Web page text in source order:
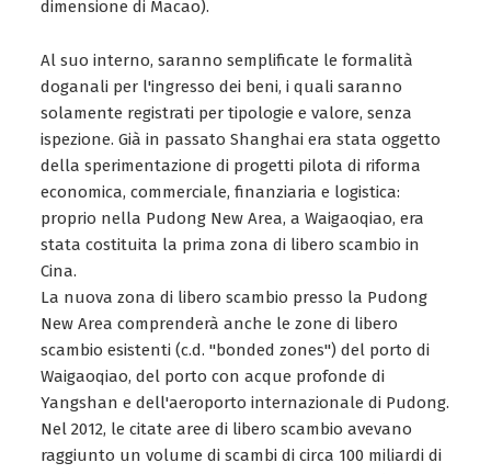
dimensione di Macao).
Al suo interno, saranno semplificate le formalità
doganali per l'ingresso dei beni, i quali saranno
solamente registrati per tipologie e valore, senza
ispezione. Già in passato Shanghai era stata oggetto
della sperimentazione di progetti pilota di riforma
economica, commerciale, finanziaria e logistica:
proprio nella Pudong New Area, a Waigaoqiao, era
stata costituita la prima zona di libero scambio in
Cina.
La nuova zona di libero scambio presso la Pudong
New Area comprenderà anche le zone di libero
scambio esistenti (c.d. "bonded zones") del porto di
Waigaoqiao, del porto con acque profonde di
Yangshan e dell'aeroporto internazionale di Pudong.
Nel 2012, le citate aree di libero scambio avevano
raggiunto un volume di scambi di circa 100 miliardi di